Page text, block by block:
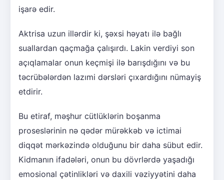
işarə edir.
Aktrisa uzun illərdir ki, şəxsi həyatı ilə bağlı
suallardan qaçmağa çalışırdı. Lakin verdiyi son
açıqlamalar onun keçmişi ilə barışdığını və bu
təcrübələrdən lazımi dərsləri çıxardığını nümayiş
etdirir.
Bu etiraf, məşhur cütlüklərin boşanma
proseslərinin nə qədər mürəkkəb və ictimai
diqqət mərkəzində olduğunu bir daha sübut edir.
Kidmanın ifadələri, onun bu dövrlərdə yaşadığı
emosional çətinlikləri və daxili vəziyyətini daha